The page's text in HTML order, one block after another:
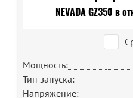
Мощность:
Тип запуска:
Напряжение: